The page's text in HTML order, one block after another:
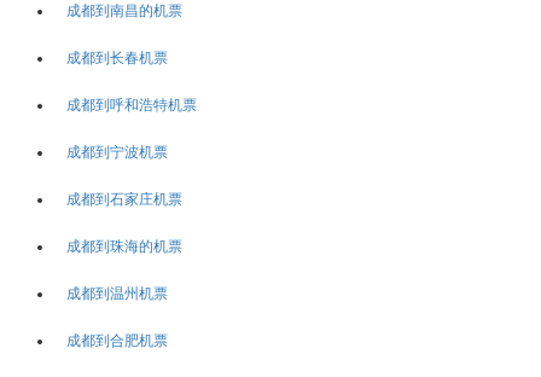
成都到南昌的机票
成都到长春机票
成都到呼和浩特机票
成都到宁波机票
成都到石家庄机票
成都到珠海的机票
成都到温州机票
成都到合肥机票